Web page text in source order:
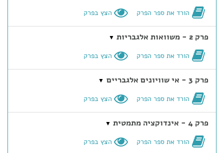
הורד את ספר הפרק הצץ בפרק
פרק 2 - משוואות אלגבריות ▼
הורד את ספר הפרק הצץ בפרק
פרק 3 - אי שוויונים אלגבריים ▼
הורד את ספר הפרק הצץ בפרק
פרק 4 - אינדוקציה מתמטית ▼
הורד את ספר הפרק הצץ בפרק